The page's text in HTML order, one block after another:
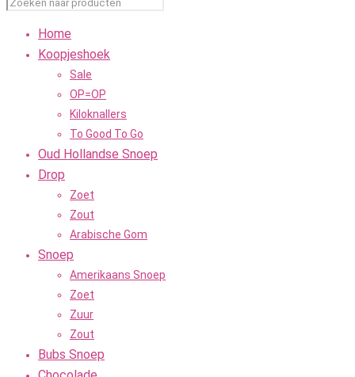
Home
Koopjeshoek
Sale
OP=OP
Kiloknallers
To Good To Go
Oud Hollandse Snoep
Drop
Zoet
Zout
Arabische Gom
Snoep
Amerikaans Snoep
Zoet
Zuur
Zout
Bubs Snoep